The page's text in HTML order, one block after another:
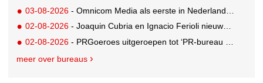
03-08-2026 - Omnicom Media als eerste in Nederland actief met advertenties in ChatGPT
02-08-2026 - Joaquin Cubria en Ignacio Ferioli nieuwe Global CCO’s GUT, Renata Neumann Global Head of Production
02-08-2026 - PRGoeroes uitgeroepen tot ‘PR-bureau van het jaar 2026’
meer over bureaus